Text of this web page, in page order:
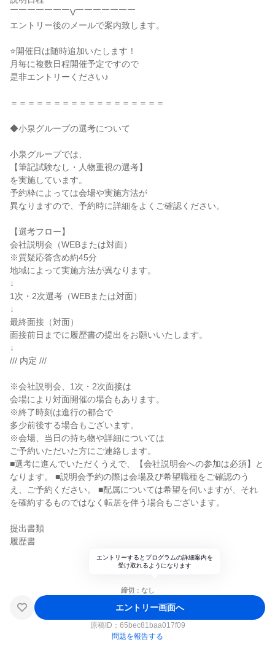
￣￣￣￣￣￣￣V￣￣￣￣￣￣￣
エントリー後のメールで案内致します。
⭐開催日は随時追加いたします！
月毎に複数日程開催予定ですので
是非エントリーください♪
＝＝＝＝＝＝＝＝＝＝＝＝＝＝＝＝＝＝
◆小泉グループの選考について
小泉グループでは、
【筆記試験なし・人物重視の選考】
を実施しています。
予約枠によっては会場や実施方法が
異なりますので、予約時に詳細をよくご確認ください。
【選考フロー】
会社説明会（WEBまたは対面）
※質疑応答含め約45分
地域によって実施方法が異なります。
↓
1次・2次選考（WEBまたは対面）
↓
最終面接（対面）
面接前日までに履歴書の提出をお願いいたします。
↓
/// 内定 ///
※会社説明会、1次・2次面接は
会場により対面開催の場合もあります。
※終了時刻は進行の都合で
多少前後する場合もございます。
※会場、当日の持ち物や詳細については
ご予約いただいた方にご連絡します。
■選考に進んでいただくうえで、【会社説明会への参加は必須】と
なります。 ■説明会予約の際は会場及び希望職種をご確認のう
え、ご予約ください。 ■配属については希望を伺いますが、それ
を確約するものではなく転居を伴う場合もございます。
提出書類
履歴書
エントリーするとプログラムの詳細案内を
受け取れるようになります
締切：なし
エントリー画面へ
原稿ID： 65bec81baa017f09
問題を報告する